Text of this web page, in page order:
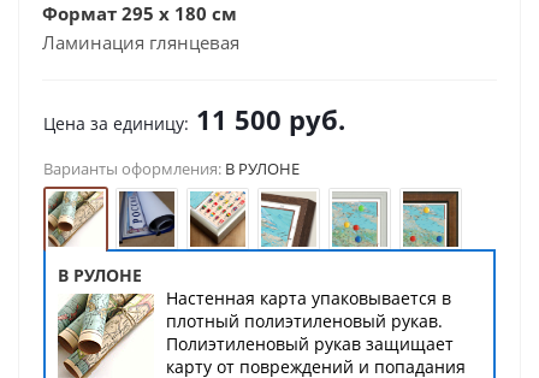
Формат 295 х 180 см
Ламинация глянцевая
Цена за единицу: 11 500 руб.
Варианты оформления: В РУЛОНЕ
В РУЛОНЕ
Настенная карта упаковывается в
плотный полиэтиленовый рукав.
Полиэтиленовый рукав защищает
карту от повреждений и попадания